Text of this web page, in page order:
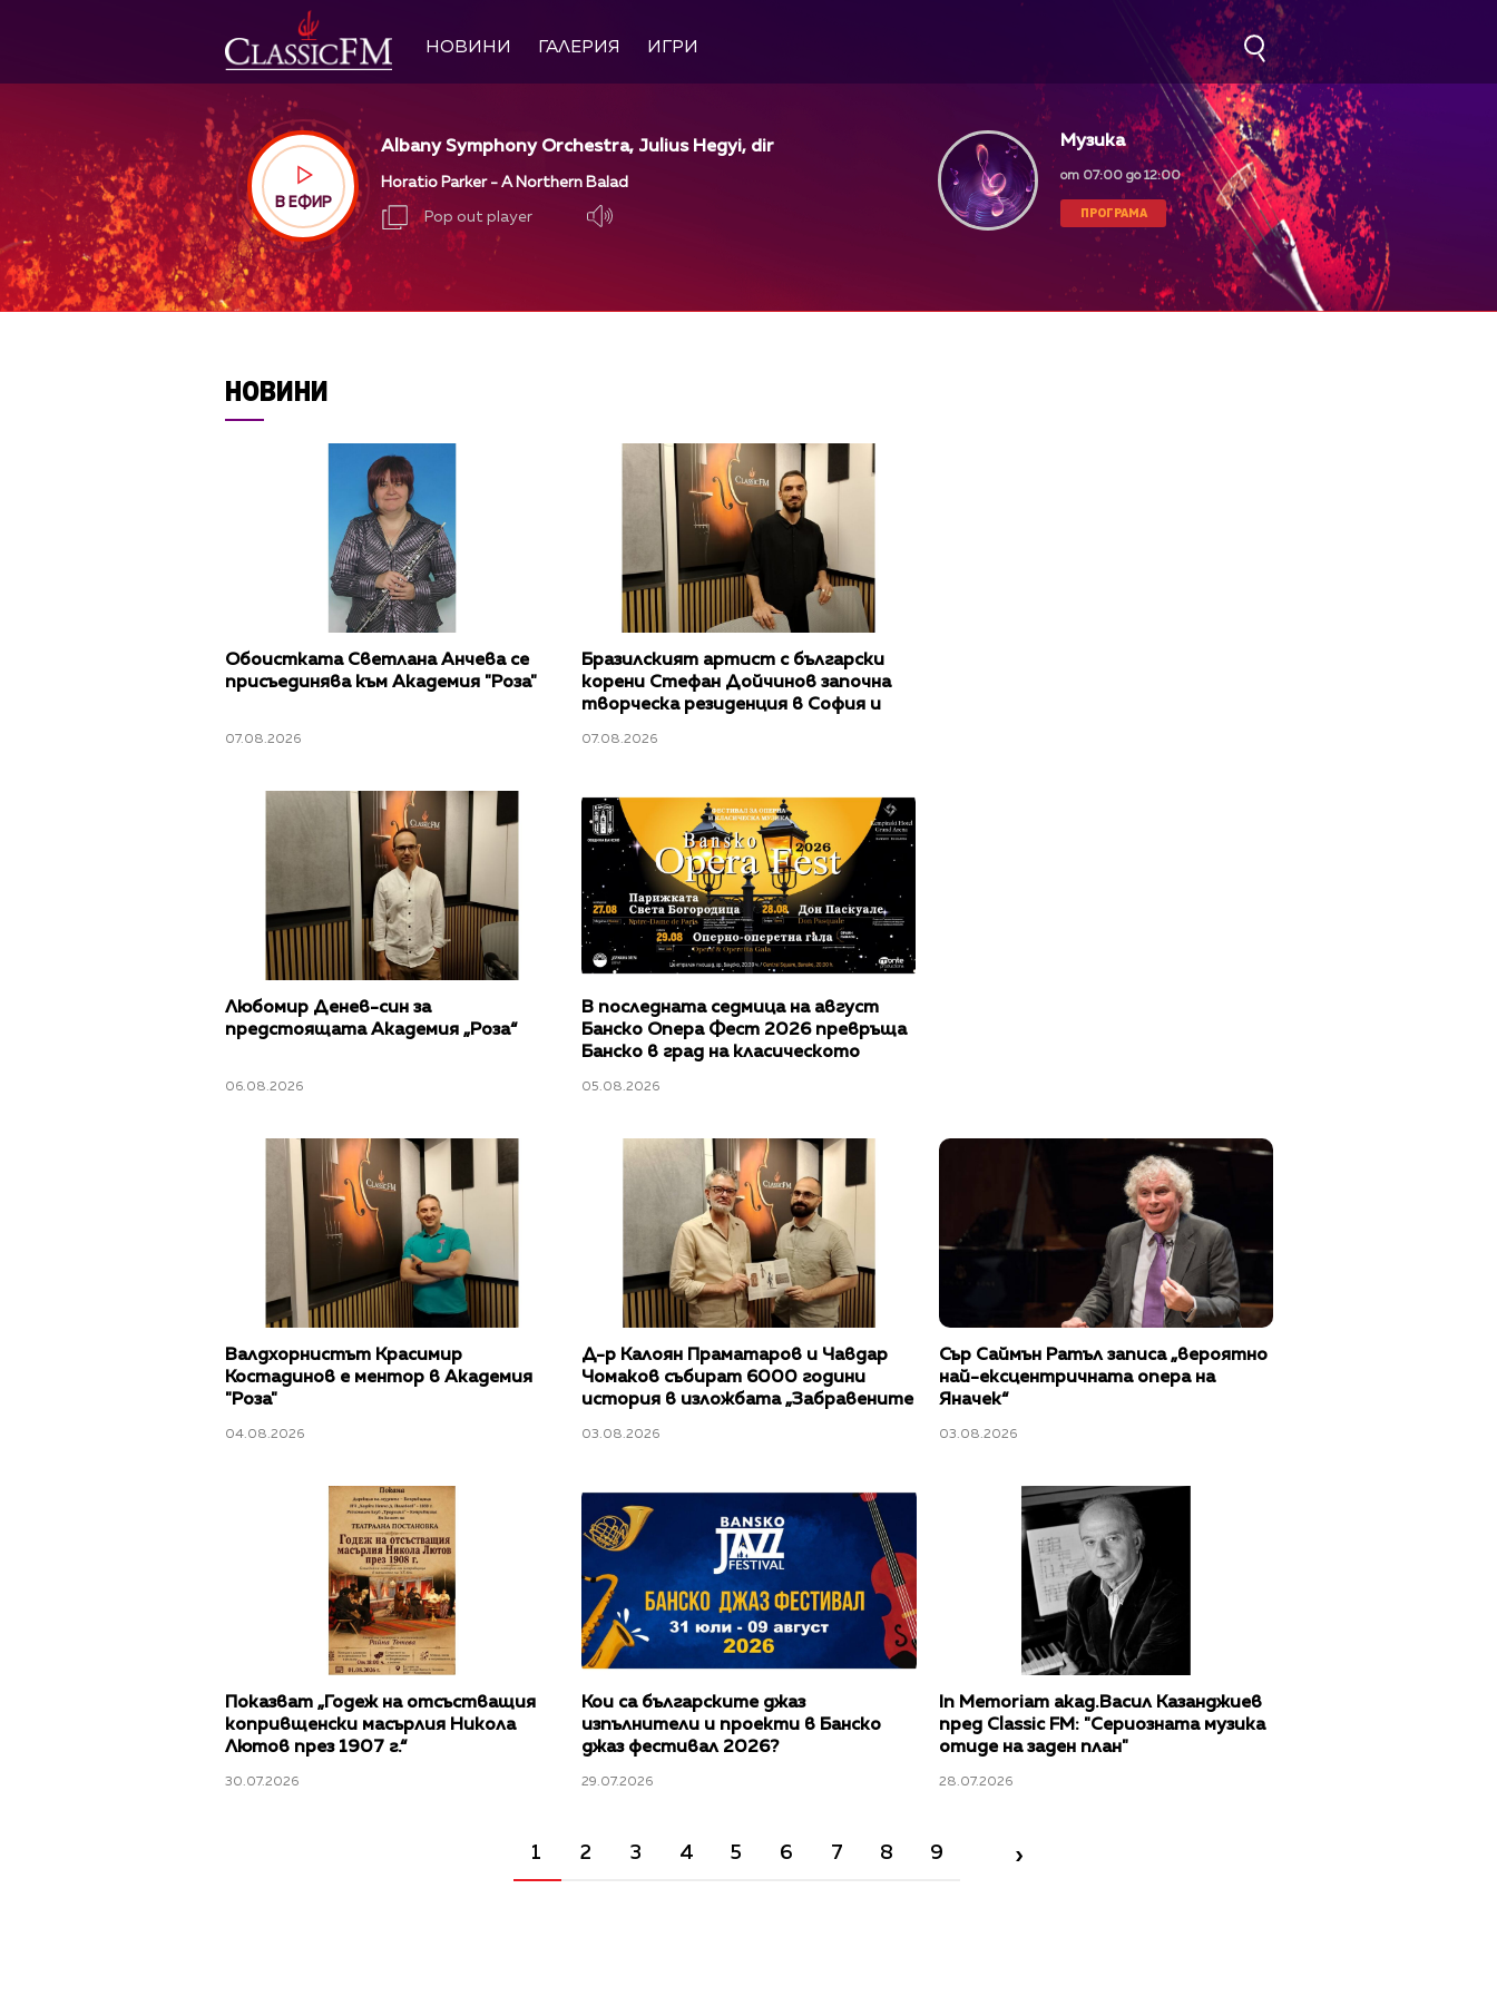
НОВИНИ ГАЛЕРИЯ ИГРИ
В ЕФИР
Albany Symphony Orchestra, Julius Hegyi, dir
Horatio Parker - A Northern Balad
Pop out player
Музика
от 07:00 до 12:00
ПРОГРАМА
НОВИНИ
Обоистката Светлана Анчева се
присъединява към Академия "Роза"
07.08.2026
Бразилският артист с български
корени Стефан Дойчинов започна
творческа резиденция в София и
07.08.2026
Любомир Денев-син за
предстоящата Академия „Роза“
06.08.2026
В последната седмица на август
Банско Опера Фест 2026 превръща
Банско в град на класическото
05.08.2026
Валдхорнистът Красимир
Костадинов е ментор в Академия
"Роза"
04.08.2026
Д-р Калоян Праматаров и Чавдар
Чомаков събират 6000 години
история в изложбата „Забравените
03.08.2026
Сър Саймън Ратъл записа „вероятно
най-ексцентричната опера на
Яначек“
03.08.2026
Показват „Годеж на отсъстващия
копривщенски масърлия Никола
Лютов през 1907 г.“
30.07.2026
Кои са българските джаз
изпълнители и проекти в Банско
джаз фестивал 2026?
29.07.2026
In Memoriam акад.Васил Казанджиев
пред Classic FM: "Сериозната музика
отиде на заден план"
28.07.2026
1 2 3 4 5 6 7 8 9 ›